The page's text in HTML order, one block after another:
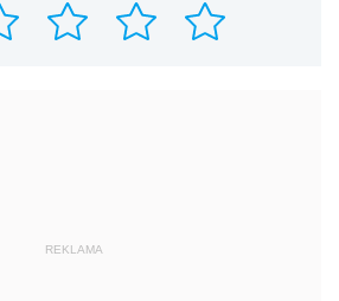
REKLAMA